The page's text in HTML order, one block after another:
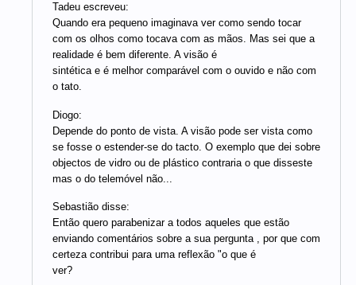
Tadeu escreveu:
Quando era pequeno imaginava ver como sendo tocar
com os olhos como tocava com as mãos. Mas sei que a
realidade é bem diferente. A visão é
sintética e é melhor comparável com o ouvido e não com
o tato.
Diogo:
Depende do ponto de vista. A visão pode ser vista como
se fosse o estender-se do tacto. O exemplo que dei sobre
objectos de vidro ou de plástico contraria o que disseste
mas o do telemóvel não...
Sebastião disse:
Então quero parabenizar a todos aqueles que estão
enviando comentários sobre a sua pergunta , por que com
certeza contribui para uma reflexão "o que é
ver?